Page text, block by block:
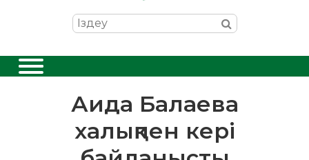
Аида Балаева
халықпен кері